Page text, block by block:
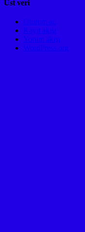
Üst veri
Oturum aç
Kayıt akışı
Yorum akışı
WordPress.org